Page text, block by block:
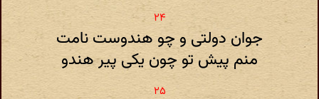
جوان دولتی و چو هندوست نامت
منم پیش تو چون یکی پیر هندو